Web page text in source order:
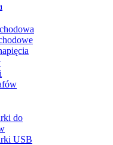
do
USB